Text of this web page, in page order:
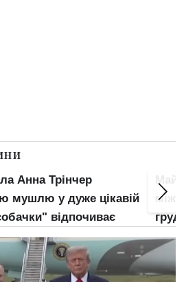
Анна Трінчер
мушлю у дуже цікавій
відпочиває
між